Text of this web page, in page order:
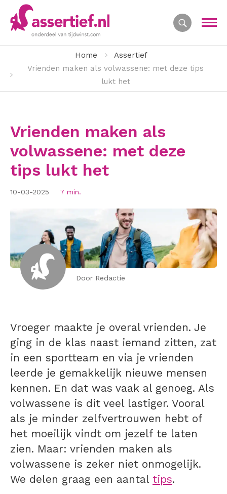
Home
Assertief
Vrienden maken als volwassene: met deze tips
lukt het
Vrienden maken als
volwassene: met deze
tips lukt het
10-03-2025 7 min.
Door Redactie
Vroeger maakte je overal vrienden. Je
ging in de klas naast iemand zitten, zat
in een sportteam en via je vrienden
leerde je gemakkelijk nieuwe mensen
kennen. En dat was vaak al genoeg. Als
volwassene is dit veel lastiger. Vooral
als je minder zelfvertrouwen hebt of
het moeilijk vindt om jezelf te laten
zien. Maar: vrienden maken als
volwassene is zeker niet onmogelijk.
We delen graag een aantal tips.